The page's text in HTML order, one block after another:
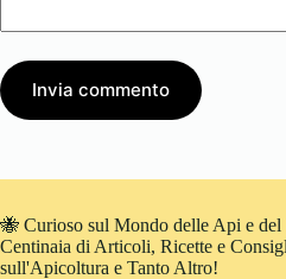
Invia commento
🐝 Curioso sul Mondo delle Api e del
Centinaia di Articoli, Ricette e
sull'Apicoltura e Tanto Altro!